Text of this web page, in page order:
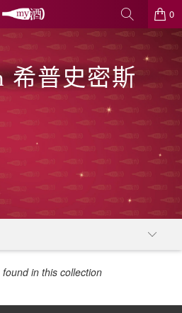
0
希普史密斯
in this collection